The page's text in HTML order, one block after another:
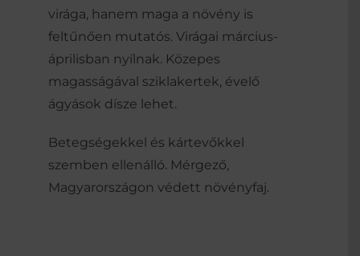
virága, hanem maga a növény is
feltűnően mutatós. Virágai március-
áprilisban nyílnak. Közepes
magasságával sziklakertek, évelő
ágyások dísze lehet.
Betegségekkel és kártevőkkel
szemben ellenálló. Mérgező,
Magyarországon védett növényfaj.